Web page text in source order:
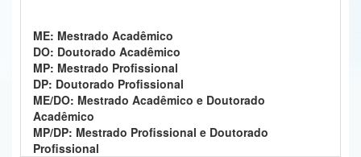
Advocacia-Geral da União
Banco Central do Brasil
Planalto
ME: Mestrado Acadêmico
DO: Doutorado Acadêmico
MP: Mestrado Profissional
DP: Doutorado Profissional
ME/DO: Mestrado Acadêmico e Doutorado
Acadêmico
MP/DP: Mestrado Profissional e Doutorado
Profissional